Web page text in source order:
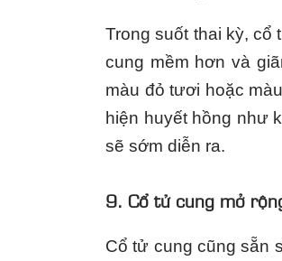
Trong suốt thai kỳ,
cung mềm hơn và
màu đỏ tươi hoặc
hiện huyết hồng như
sẽ sớm diễn ra.
9. Cổ tử cung mở
Cổ tử cung cũng sẵn